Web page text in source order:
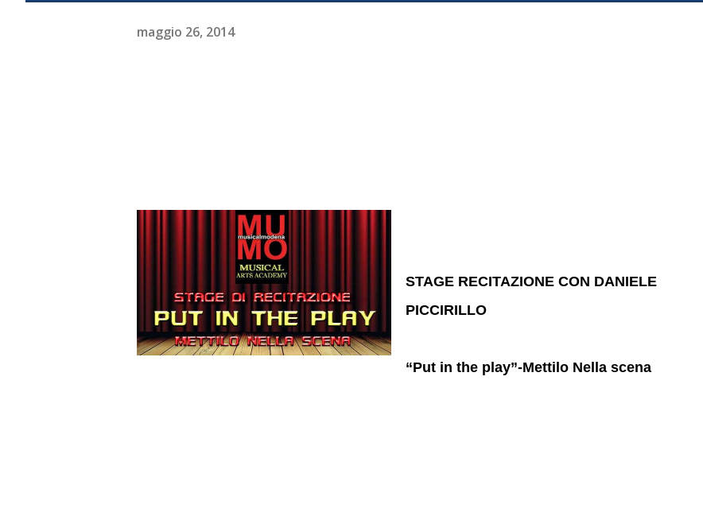
maggio 26, 2014
STAGE RECITAZIONE CON DANIELE
PICCIRILLO
“Put in the play”-Mettilo Nella scena